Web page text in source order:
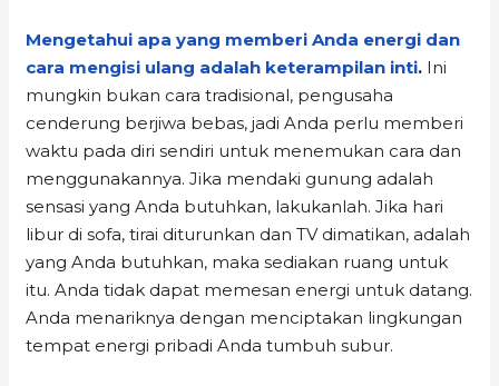
Mengetahui apa yang memberi Anda energi dan
cara mengisi ulang adalah keterampilan inti. Ini
mungkin bukan cara tradisional, pengusaha
cenderung berjiwa bebas, jadi Anda perlu memberi
waktu pada diri sendiri untuk menemukan cara dan
menggunakannya. Jika mendaki gunung adalah
sensasi yang Anda butuhkan, lakukanlah. Jika hari
libur di sofa, tirai diturunkan dan TV dimatikan, adalah
yang Anda butuhkan, maka sediakan ruang untuk
itu. Anda tidak dapat memesan energi untuk datang.
Anda menariknya dengan menciptakan lingkungan
tempat energi pribadi Anda tumbuh subur.